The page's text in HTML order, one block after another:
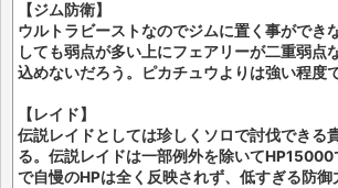
【ジム防衛】
ウルトラビーストなのでジムに置く事ができ
しても弱点が多い上にフェアリーが二重弱点
込めないだろう。ピカチュウよりは強い程度
【レイド】
伝説レイドとしては珍しくソロで討伐できる
る。伝説レイドは一部例外を除いて
で自慢のHPは全く反映されず、低すぎる防